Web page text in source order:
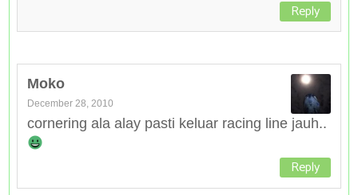
Reply
Moko
December 28, 2010
cornering ala alay pasti keluar racing line jauh..
Reply